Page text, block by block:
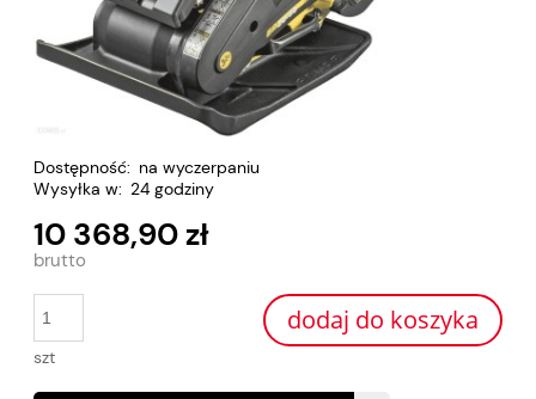
Dostępność: na wyczerpaniu
Wysyłka w: 24 godziny
10 368,90 zł
szt
dodaj do koszyka